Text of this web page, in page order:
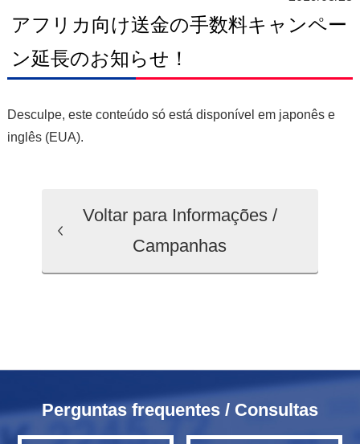
アフリカ向け送金の手数料キャンペー
ン延長のお知らせ！
Desculpe, este conteúdo só está disponível em japonêse
inglês (EUA).
Voltar para Informações /
Campanhas
Perguntas frequentes / Consultas